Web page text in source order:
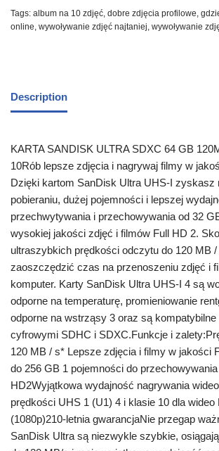
Tags: album na 10 zdjęć, dobre zdjęcia profilowe,
online, wywoływanie zdjęć najtaniej, wywoływanie
Description
KARTA SANDISK ULTRA SDXC 64 GB
10Rób lepsze zdjęcia i nagrywaj filmy w
Dzięki kartom SanDisk Ultra UHS-I zyskasz
pobieraniu, dużej pojemności i lepszej
przechwytywania i przechowywania od 32
wysokiej jakości zdjęć i filmów Full HD 2.
ultraszybkich prędkości odczytu do 120 MB
zaoszczędzić czas na przenoszeniu zdjęć i
komputer. Karty SanDisk Ultra UHS-I 4 są
odporne na temperaturę, promieniowanie
odporne na wstrząsy 3 oraz są
cyfrowymi SDHC i SDXC.Funkcje i
120 MB / s* Lepsze zdjęcia i filmy w jakości
do 256 GB 1 pojemności do
HD2Wyjątkowa wydajność nagrywania
prędkości UHS 1 (U1) 4 i klasie 10 dla wideo
(1080p)210-letnia gwarancjaNie przegap
SanDisk Ultra są niezwykle szybkie,